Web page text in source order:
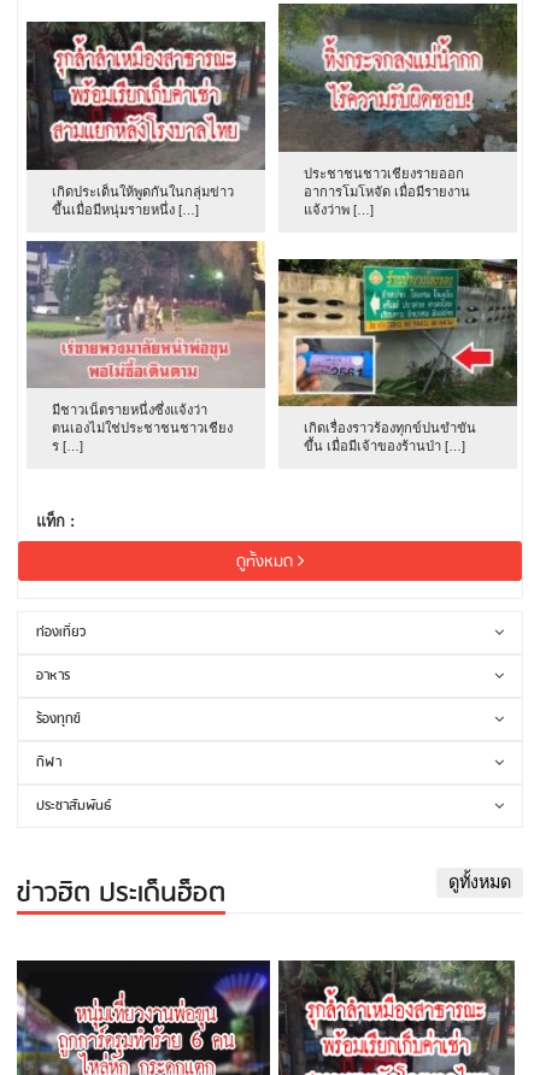
เกิดประเด็นให้พูดกันในกลุ่มข่าว
ขึ้นเมื่อมีหนุ่มรายหนึ่ง […]
ประชาชนชาวเชียงรายออก
อาการโมโหจัด เมื่อมีรายงาน
แจ้งว่าพ […]
มีชาวเน็ตรายหนึ่งซึ่งแจ้งว่า
ตนเองไม่ใช่ประชาชนชาวเชียง
ร […]
เกิดเรื่องราวร้องทุกข์ปนขำขัน
ขึ้น เมื่อมีเจ้าของร้านป่า […]
แท็ก :
ดูทั้งหมด
ท่องเที่ยว
อาหาร
ร้องทุกข์
กีฬา
ประชาสัมพันธ์
ข่าวฮิต ประเด็นฮ็อต ดูทั้งหมด